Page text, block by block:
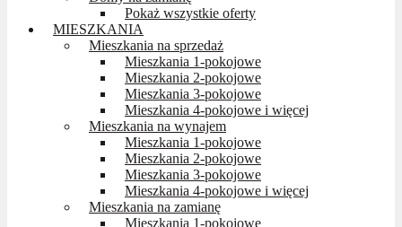
Pokaż wszystkie oferty
MIESZKANIA
Mieszkania na sprzedaż
Mieszkania 1-pokojowe
Mieszkania 2-pokojowe
Mieszkania 3-pokojowe
Mieszkania 4-pokojowe i więcej
Mieszkania na wynajem
Mieszkania 1-pokojowe
Mieszkania 2-pokojowe
Mieszkania 3-pokojowe
Mieszkania 4-pokojowe i więcej
Mieszkania na zamianę
Mieszkania 1-pokojowe